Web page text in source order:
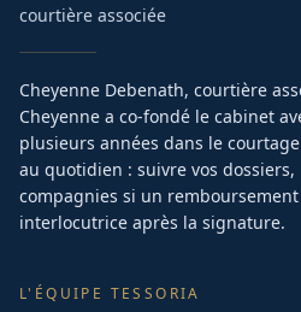
courtière associée
Cheyenne Debenath, courtière
Cheyenne a co-fondé le cabinet
plusieurs années dans le
au quotidien : suivre vos
compagnies si un
interlocutrice après la signature.
L'ÉQUIPE TESSORIA